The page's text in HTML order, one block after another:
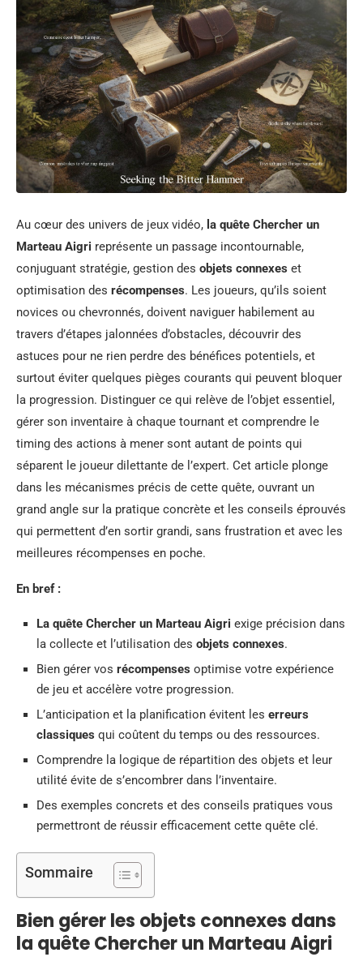
Au cœur des univers de jeux vidéo, la quête Chercher un
Marteau Aigri représente un passage incontournable,
conjuguant stratégie, gestion des objets connexes et
optimisation des récompenses. Les joueurs, qu’ils soient
novices ou chevronnés, doivent naviguer habilement au
travers d’étapes jalonnées d’obstacles, découvrir des
astuces pour ne rien perdre des bénéfices potentiels, et
surtout éviter quelques pièges courants qui peuvent bloquer
la progression. Distinguer ce qui relève de l’objet essentiel,
gérer son inventaire à chaque tournant et comprendre le
timing des actions à mener sont autant de points qui
séparent le joueur dilettante de l’expert. Cet article plonge
dans les mécanismes précis de cette quête, ouvrant un
grand angle sur la pratique concrète et les conseils éprouvés
qui permettent d’en sortir grandi, sans frustration et avec les
meilleures récompenses en poche.
En bref :
La quête Chercher un Marteau Aigri exige précision dans
la collecte et l’utilisation des objets connexes.
Bien gérer vos récompenses optimise votre expérience
de jeu et accélère votre progression.
L’anticipation et la planification évitent les erreurs
classiques qui coûtent du temps ou des ressources.
Comprendre la logique de répartition des objets et leur
utilité évite de s’encombrer dans l’inventaire.
Des exemples concrets et des conseils pratiques vous
permettront de réussir efficacement cette quête clé.
Sommaire
Bien gérer les objets connexes dans
la quête Chercher un Marteau Aigri